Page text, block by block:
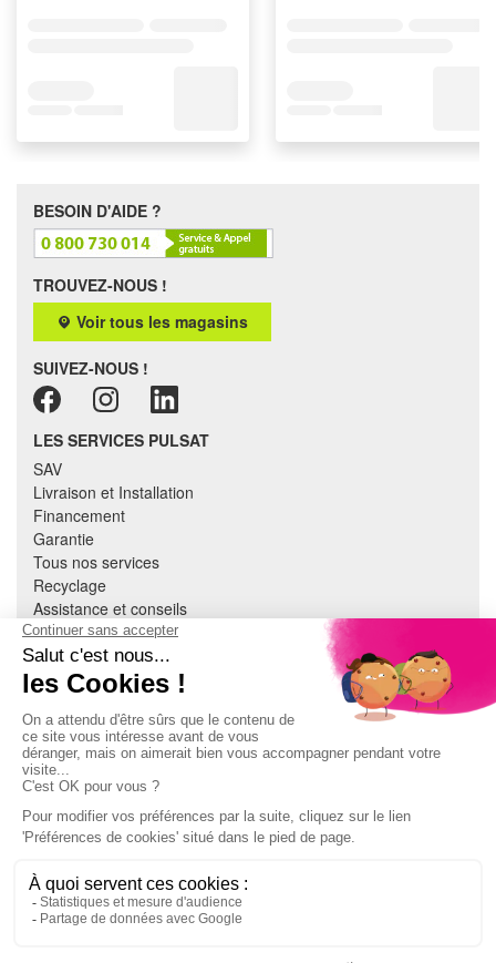
BESOIN D'AIDE ?
TROUVEZ-NOUS !
Voir tous les magasins
SUIVEZ-NOUS !
LES SERVICES PULSAT
SAV
Livraison et Installation
Financement
Garantie
Tous nos services
Recyclage
Assistance et conseils
Cuisine équipée
Literie
Nous contacter
À PROPOS
CGV
Mentions légales
Données personnelles
Devenir adhérent
EN SAVOIR PLUS
Indice de réparabilité
Accès extranet Pulsat